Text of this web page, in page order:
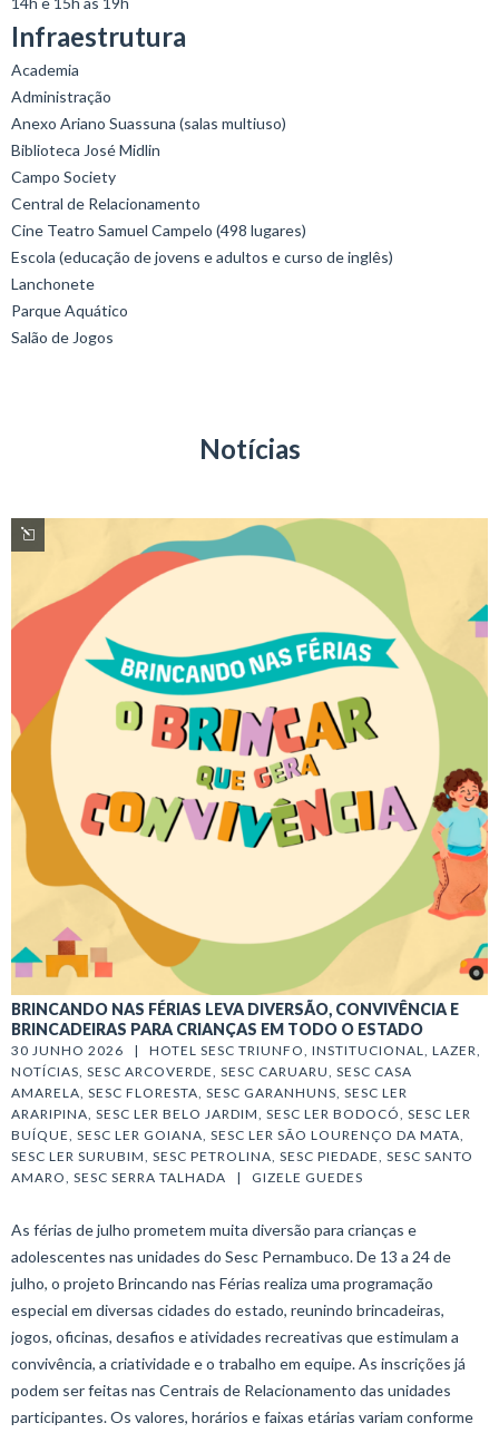
Infraestrutura
Academia
Administração
Anexo Ariano Suassuna (salas multiuso)
Biblioteca José Midlin
Campo Society
Central de Relacionamento
Cine Teatro Samuel Campelo (498 lugares)
Escola (educação de jovens e adultos e curso de inglês)
Lanchonete
Parque Aquático
Salão de Jogos
Notícias
BRINCANDO NAS FÉRIAS LEVA DIVERSÃO, CONVIVÊNCIA E
BRINCADEIRAS PARA CRIANÇAS EM TODO O ESTADO
30 JUNHO 2026   | HOTEL SESC TRIUNFO, INSTITUCIONAL, LAZER
NOTÍCIAS, SESC ARCOVERDE, SESC CARUARU, SESC CASA
AMARELA, SESC FLORESTA, SESC GARANHUNS, SESC LER
ARARIPINA, SESC LER BELO JARDIM, SESC LER BODOCÓ, SESC LER
BUÍQUE, SESC LER GOIANA, SESC LER SÃO LOURENÇO DA MATA
SESC LER SURUBIM, SESC PETROLINA, SESC PIEDADE, SESC SANTO
AMARO, SESC SERRA TALHADA
   |
GIZELE GUEDES
As férias de julho prometem muita diversão para crianças e
adolescentes nas unidades do Sesc Pernambuco. De 13 a 24 de
julho, o projeto Brincando nas Férias realiza uma programação
especial em diversas cidades do estado, reunindo brincadeiras,
jogos, oficinas, desafios e atividades recreativas que estimulam a
convivência, a criatividade e o trabalho em equipe. As inscrições já
podem ser feitas nas Centrais de Relacionamento das unidades
participantes. Os valores, horários e faixas etárias variam conforme